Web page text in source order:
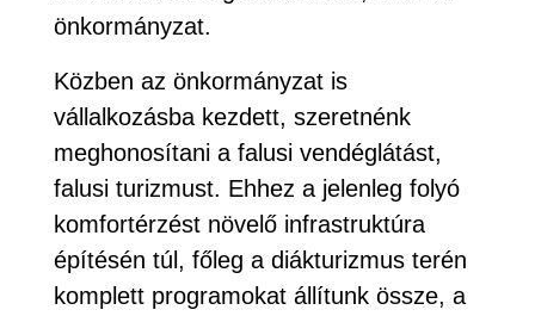
önkormányzat.
Közben az önkormányzat is
vállalkozásba kezdett, szeretnénk
meghonosítani a falusi vendéglátást,
falusi turizmust. Ehhez a jelenleg folyó
komfortérzést növelő infrastruktúra
építésén túl, főleg a diákturizmus terén
komplett programokat állítunk össze, a